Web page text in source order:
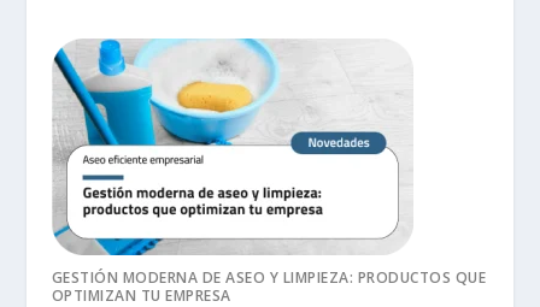
GESTIÓN MODERNA DE ASEO Y LIMPIEZA: PRODUCTOS QUE
OPTIMIZAN TU EMPRESA